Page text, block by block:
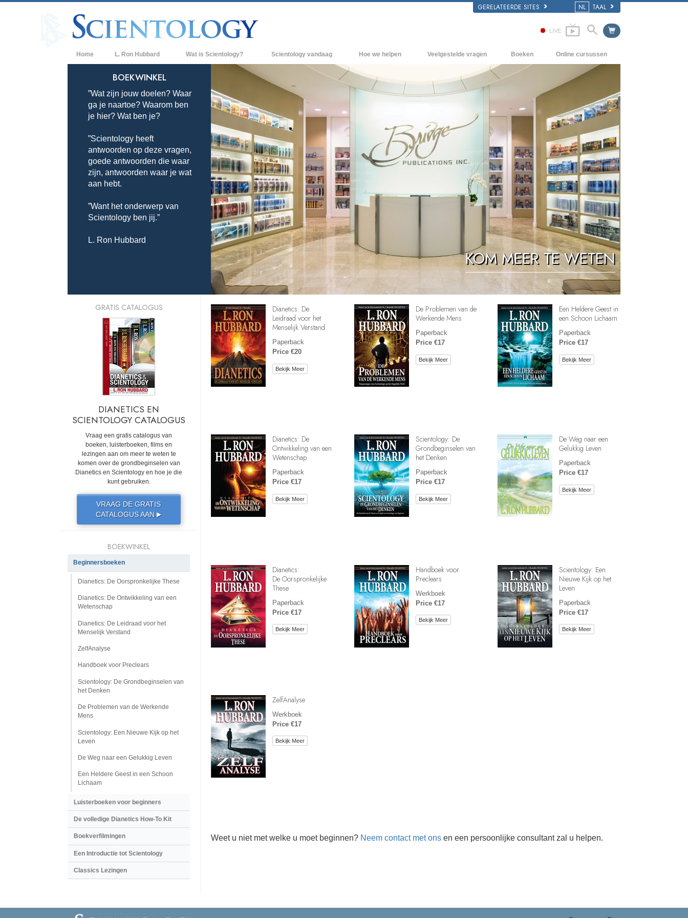
GERELATEERDE SITES NL TAAL
LIVE
Home L. Ron Hubbard Wat is Scientology?
Overtuigingen & Praktijken
De Credo’s en Codes van Scientology
Wat scientologen zeggen over
Maak kennis met een scientoloog
Binnen in een Kerk
De Grondbeginselen van Scientology
Een Inleiding tot Dianetics
Liefde en Haat –
Wat is Grootheid?
Scientology vandaag
Nieuwe Scientology Kerken
Hogere Organisaties
Flag Land Base
Freewinds
Scientology beschikbaar maken voor de
hele wereld
David Miscavige - Kerkelijk Leider van
Scientology
Hoe we helpen Veelgestelde vragen
Achtergrond en Grondbeginselen
Binnen in een Kerk
De organisatie van Scientology
Boeken
Beginnersboeken
Luisterboeken
Introductielezingen
Films
Online cursussen
Hoe men Conflicten moet oplossen
De Drijfveren van het Bestaan
De Componenten van Begrip
Oplossingen voor een Gevaarlijke
Omgeving
Assisten voor Ziektes en Verwondingen
Integriteit en Eerlijkheid
Het Huwelijk
De Toonschaal van Emoties
Oplossingen voor het Drugsprobleem
Kinderen
Hulpmiddelen bij het Dagelijks Werk
Ethiek en de Condities
De Oorzaak van Onderdrukking
Feitenonderzoek
De Grondbeginselen van Organiseren
De Grondslagen van Public Relations
KOM MEER TE WETEN
BOEKWINKEL
”Wat zijn jouw doelen? Waar
ga je naartoe? Waarom ben
je hier? Wat ben je?
”Scientology heeft
antwoorden op deze vragen,
goede antwoorden die waar
zijn, antwoorden waar je wat
aan hebt.
”Want het onderwerp van
Scientology ben jij.”
L. Ron Hubbard
Dianetics: De
Leidraad voor het
Menselijk Verstand
Paperback
Price €20
Bekijk Meer
De Problemen van de
Werkende Mens
Paperback
Price €17
Bekijk Meer
Een Heldere Geest in
een Schoon Lichaam
Paperback
Price €17
Bekijk Meer
Dianetics: De
Ontwikkeling van een
Wetenschap
Paperback
Price €17
Bekijk Meer
Scientology: De
Grondbeginselen van
het Denken
Paperback
Price €17
Bekijk Meer
De Weg naar een
Gelukkig Leven
Paperback
Price €17
Bekijk Meer
Dianetics:
De Oorspronkelijke
These
Paperback
Price €17
Bekijk Meer
Handboek voor
Preclears
Werkboek
Price €17
Bekijk Meer
Scientology: Een
Nieuwe Kijk op het
Leven
Paperback
Price €17
Bekijk Meer
ZelfAnalyse
Werkboek
Price €17
Bekijk Meer
Weet u niet met welke u moet beginnen? Neem contact met ons en een persoonlijke consultant zal u helpen.
GRATIS CATALOGUS
DIANETICS EN
SCIENTOLOGY CATALOGUS
Vraag een gratis catalogus van
boeken, luisterboeken, films en
lezingen aan om meer te weten te
komen over de grondbeginselen van
Dianetics en Scientology en hoe je die
kunt gebruiken.
VRAAG DE GRATIS
CATALOGUS AAN▶
BOEKWINKEL
Beginnersboeken
Dianetics: De Oorspronkelijke These
Dianetics: De Ontwikkeling van een
Wetenschap
Dianetics: De Leidraad voor het
Menselijk Verstand
ZelfAnalyse
Handboek voor Preclears
Scientology: De Grondbeginselen van
het Denken
De Problemen van de Werkende
Mens
Scientology: Een Nieuwe Kijk op het
Leven
De Weg naar een Gelukkig Leven
Een Heldere Geest in een Schoon
Lichaam
Luisterboeken voor beginners
De volledige Dianetics How-To Kit
Boekverfilmingen
Een Introductie tot Scientology
Classics Lezingen